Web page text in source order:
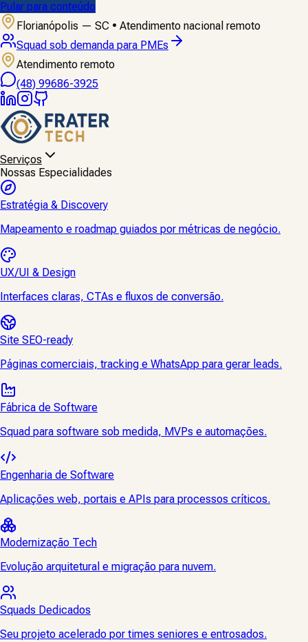
Pular para conteúdo
Florianópolis — SC • Atendimento nacional remoto
Diagnóstico de SEO, WhatsApp e CRM
Atendimento remoto
(48) 99686-3925
Serviços
Nossas Especialidades
Estratégia & Discovery
Mapeamento e roadmap guiados por métricas de negócio.
UX/UI & Design
Interfaces claras, CTAs e fluxos de conversão.
Site SEO-ready
Páginas comerciais, tracking e WhatsApp para gerar leads.
Fábrica de Software
Squad para software sob medida, MVPs e automações.
Engenharia de Software
Aplicações web, portais e APIs para processos críticos.
Modernização Tech
Evolução arquitetural e migração para nuvem.
Squads Dedicados
Seu projeto acelerado por times seniores e entrosados.